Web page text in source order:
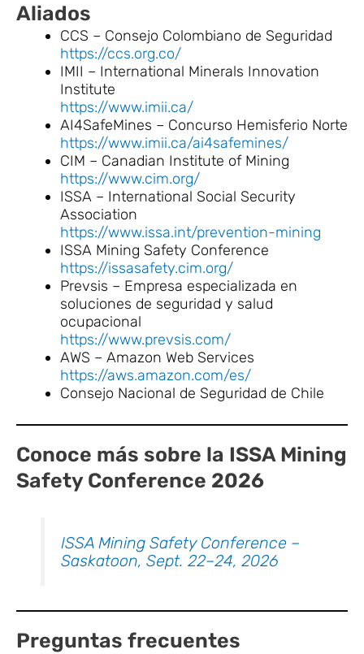
Aliados
CCS – Consejo Colombiano de Seguridad
https://ccs.org.co/
IMII – International Minerals Innovation
Institute
https://www.imii.ca/
AI4SafeMines – Concurso Hemisferio Norte
https://www.imii.ca/ai4safemines/
CIM – Canadian Institute of Mining
https://www.cim.org/
ISSA – International Social Security
Association
https://www.issa.int/prevention-mining
ISSA Mining Safety Conference
https://issasafety.cim.org/
Prevsis – Empresa especializada en
soluciones de seguridad y salud
ocupacional
https://www.prevsis.com/
AWS – Amazon Web Services
https://aws.amazon.com/es/
Consejo Nacional de Seguridad de Chile
Conoce más sobre la ISSA Mining
Safety Conference 2026
ISSA Mining Safety Conference –
Saskatoon, Sept. 22–24, 2026
Preguntas frecuentes